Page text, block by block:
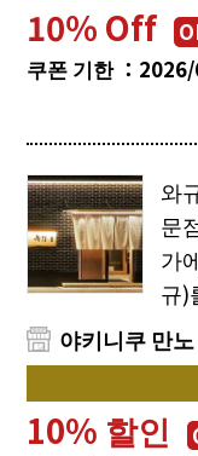
10％ Off
쿠폰 기한 ：
와
문
가
규)
야키니쿠 만
10% 할인